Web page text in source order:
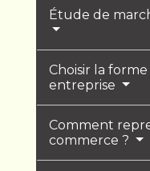
Étude de
Choisir la
entreprise
Comment
commerce ?